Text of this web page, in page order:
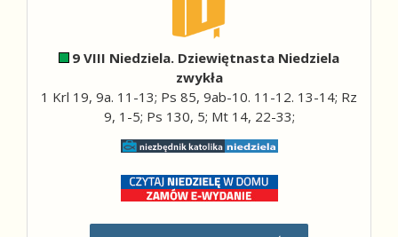
9 VIII Niedziela. Dziewiętnasta Niedziela
zwykła
1 Krl 19, 9a. 11-13; Ps 85, 9ab-10. 11-12. 13-14; Rz
9, 1-5; Ps 130, 5; Mt 14, 22-33;